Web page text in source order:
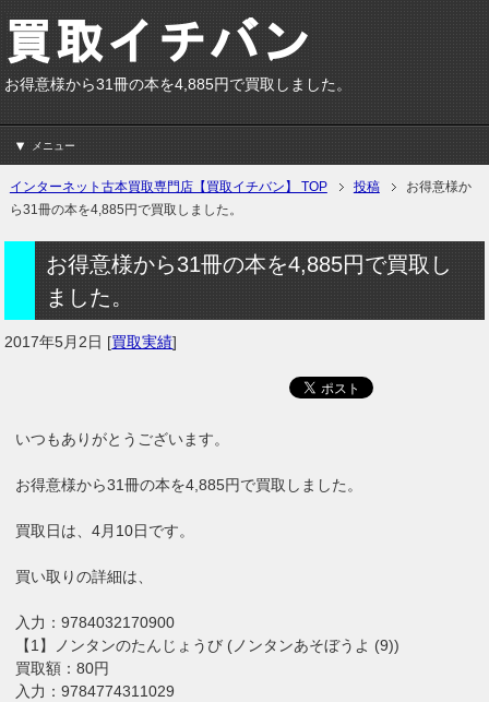
お得意様から31冊の本を4,885円で買取しました。
メニュー
インターネット古本買取専門店【買取イチバン】 TOP 投稿
お得意様か
ら31冊の本を4,885円で買取しました。
お得意様から31冊の本を4,885円で買取し
ました。
2017年5月2日 [買取実績]
いつもありがとうございます。
お得意様から31冊の本を4,885円で買取しました。
買取日は、4月10日です。
買い取りの詳細は、
入力：9784032170900
【1】ノンタンのたんじょうび (ノンタンあそぼうよ (9))
買取額：80円
入力：9784774311029